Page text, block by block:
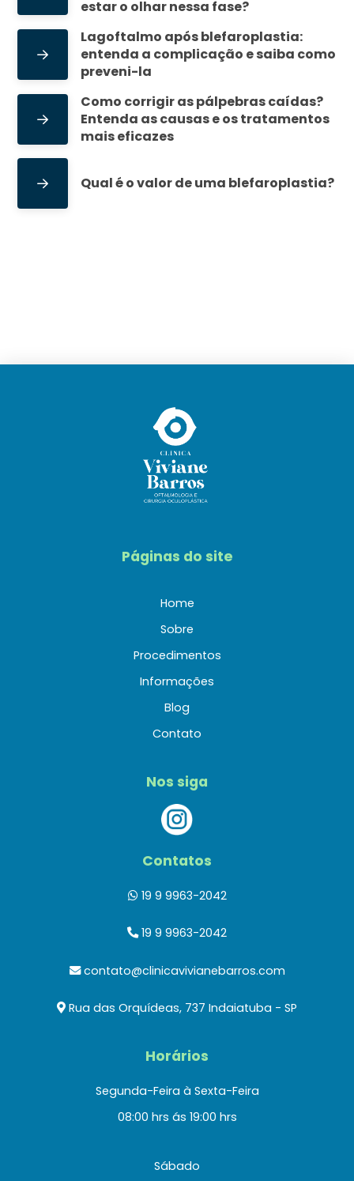
estar o olhar nessa fase?
Lagoftalmo após blefaroplastia:
entenda a complicação e saiba como
preveni-la
Como corrigir as pálpebras caídas?
Entenda as causas e os tratamentos
mais eficazes
Qual é o valor de uma blefaroplastia?
Páginas do site
Home
Sobre
Procedimentos
Informações
Blog
Contato
Nos siga
Contatos
19 9 9963-2042
19 9 9963-2042
contato@clinicavivianebarros.com
Rua das Orquídeas, 737 Indaiatuba - SP
Horários
Segunda-Feira à Sexta-Feira
08:00 hrs ás 19:00 hrs
Sábado